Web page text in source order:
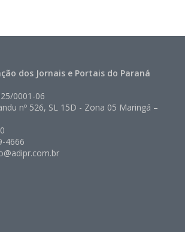
dos Jornais e Portais do Paraná
0001-06
nº 526, SL 15D - Zona 05 Maringá –
4666